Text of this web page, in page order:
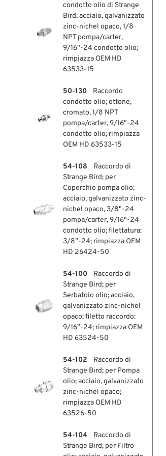
condotto olio di Strange
Bird; acciaio, galvanizzato
zinc-nichel opaco, 1/8
NPT pompa/carter,
9/16"-24 condotto olio;
rimpiazza OEM HD
63533-15
50-130
Raccordo
condotto olio; ottone,
cromato, 1/8 NPT
pompa/carter, 9/16"-24
condotto olio; rimpiazza
OEM HD 63533-15
54-108
Raccordo di
Strange Bird; per
Coperchio pompa olio;
acciaio, galvanizzato zinc-
nichel opaco, 3/8"-24
pompa/carter, 9/16"-24
condotto olio; filettatura:
3/8”-24; rimpiazza OEM
HD 26424-50
54-100
Raccordo di
Strange Bird; per
Serbatoio olio; acciaio,
galvanizzato zinc-nichel
opaco; filetto raccordo:
9/16”-24; rimpiazza OEM
HD 63524-50
54-102
Raccordo di
Strange Bird; per Pompa
olio; acciaio, galvanizzato
zinc-nichel opaco;
rimpiazza OEM HD
63526-50
54-104
Raccordo di
Strange Bird; per Filtro